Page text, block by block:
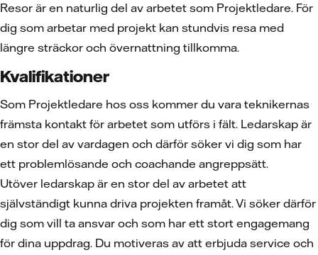
Resor är en naturlig del av arbetet som Projektledare. För
dig som arbetar med projekt kan stundvis resa med
längre sträckor och övernattning tillkomma.
Kvalifikationer
Som Projektledare hos oss kommer du vara teknikernas
främsta kontakt för arbetet som utförs i fält. Ledarskap är
en stor del av vardagen och därför söker vi dig som har
ett problemlösande och coachande angreppsätt.
Utöver ledarskap är en stor del av arbetet att
självständigt kunna driva projekten framåt. Vi söker därför
dig som vill ta ansvar och som har ett stort engagemang
för dina uppdrag. Du motiveras av att erbjuda service och